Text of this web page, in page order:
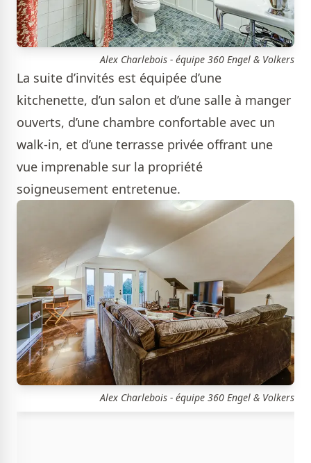
Alex Charlebois - équipe 360 Engel & Volkers
La suite d’invités est équipée d’une
kitchenette, d’un salon et d’une salle à manger
ouverts, d’une chambre confortable avec un
walk-in, et d’une terrasse privée offrant une
vue imprenable sur la propriété
soigneusement entretenue.
Alex Charlebois - équipe 360 Engel & Volkers